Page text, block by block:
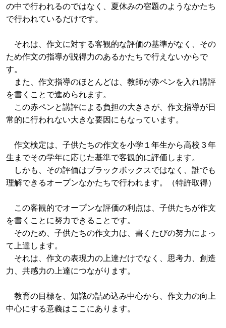
の中で行われるのではなく、夏休みの宿題のようなかたち
で行われているだけです。
それは、作文に対する客観的な評価の基準がなく、その
ため作文の指導が説得力のあるかたちで行えないからで
す。
また、作文指導のほとんどは、教師が赤ペンを入れ講評
を書くことで進められます。
この赤ペンと講評による負担の大きさが、作文指導が日
常的に行われない大きな要因にもなっています。
作文検定は、子供たちの作文を小学１年生から高校３年
生までその学年に応じた基準で客観的に評価します。
しかも、その評価はブラックボックスではなく、誰でも
理解できるオープンなかたちで行われます。（特許取得）
この客観的でオープンな評価の利点は、子供たちが作文
を書くことに努力できることです。
そのため、子供たちの作文力は、書くたびの努力によっ
て上達します。
それは、作文の表現力の上達だけでなく、思考力、創造
力、共感力の上達につながります。
教育の目標を、知識の詰め込み中心から、作文力の向上
中心にする意義はここにあります。